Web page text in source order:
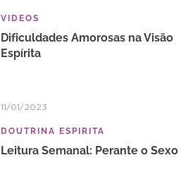
VIDEOS
Dificuldades Amorosas na Visão
Espírita
11/01/2023
DOUTRINA ESPIRITA
Leitura Semanal: Perante o Sexo